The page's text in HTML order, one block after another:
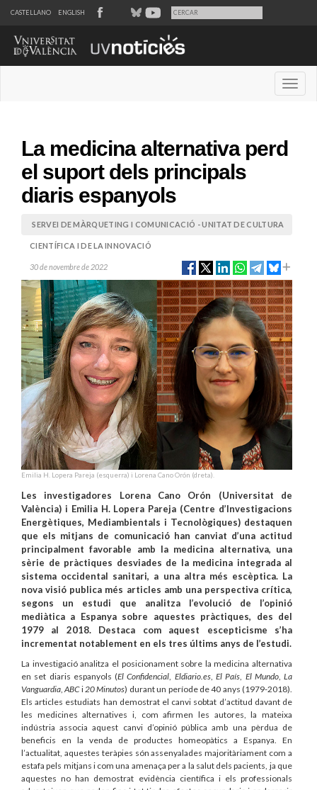
CASTELLANO ENGLISH
La medicina alternativa perd
el suport dels principals
diaris espanyols
SERVEI DE MÀRQUETING I COMUNICACIÓ - UNITAT DE CULTURA
CIENTÍFICA I DE LA INNOVACIÓ
30 de novembre de 2022
Emilia H. Lopera Pareja (esquerra) i Lorena Cano Orón (dreta).
Les investigadores Lorena Cano Orón (Universitat de
València) i Emilia H. Lopera Pareja (Centre d’Investigacions
Energètiques, Mediambientals i Tecnològiques) destaquen
que els mitjans de comunicació han canviat d’una actitud
principalment favorable amb la medicina alternativa, una
sèrie de pràctiques desviades de la medicina integrada al
sistema occidental sanitari, a una altra més escèptica. La
nova visió publica més articles amb una perspectiva crítica,
segons un estudi que analitza l’evolució de l’opinió
mediàtica a Espanya sobre aquestes pràctiques, des del
1979 al 2018. Destaca com aquest escepticisme s’ha
incrementat notablement en els tres últims anys de l’estudi.
La investigació analitza el posicionament sobre la medicina alternativa
en set diaris espanyols (El Confidencial, Eldiario.es, El País, El Mundo,La
Vanguardia,ABCi20 Minutos) durant un període de 40 anys (1979-2018).
Els articles estudiats han demostrat el canvi sobtat d’actitud davant de
les medicines alternatives i, com afirmen les autores, la mateixa
indústria associa aquest canvi d’opinió pública amb una pèrdua de
beneficis en la venda de productes homeopàtics a Espanya. En
l’actualitat, aquestes teràpies són assenyalades majoritàriament com a
estafa pels mitjans i com una amenaça per a la salut dels pacients, ja que
aquestes no han demostrat evidència científica i els professionals